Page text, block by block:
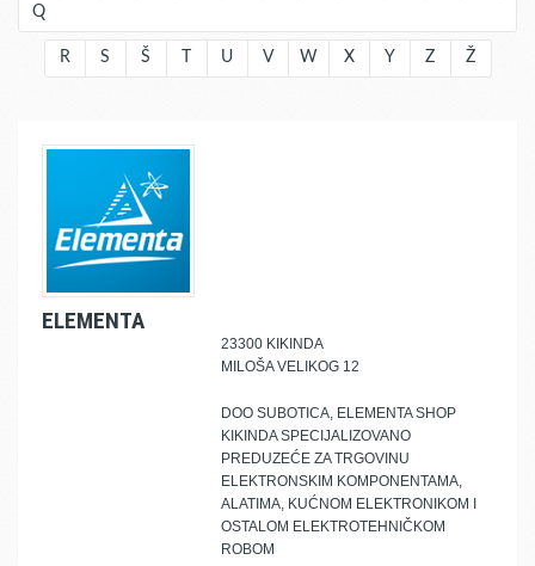
Q
R S Š U V W X Y Z Ž
ELEMENTA
23300 KIKINDA
MILOŠA VELIKOG 12
DOO SUBOTICA, ELEMENTA SHOP
KIKINDA SPECIJALIZOVANO
PREDUZEĆE ZA TRGOVINU
ELEKTRONSKIM KOMPONENTAMA,
ALATIMA, KUĆNOM ELEKTRONIKOM I
OSTALOM ELEKTROTEHNIČKOM
ROBOM